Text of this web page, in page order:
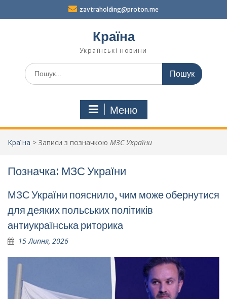
zavtraholding@proton.me
Країна
Українські новини
Шукати:
Меню
Країна > Записи з позначкою МЗС України
Позначка: МЗС України
МЗС України пояснило, чим може обернутися
для деяких польських політиків
антиукраїнська риторика
15 Липня, 2026